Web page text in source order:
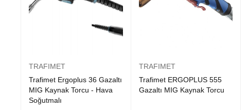
TRAFIMET
Trafimet Ergoplus 36 Gazaltı
MIG Kaynak Torcu - Hava
Soğutmalı
TRAFIMET
Trafimet ERGOPLUS 555
Gazaltı MIG Kaynak Torcu